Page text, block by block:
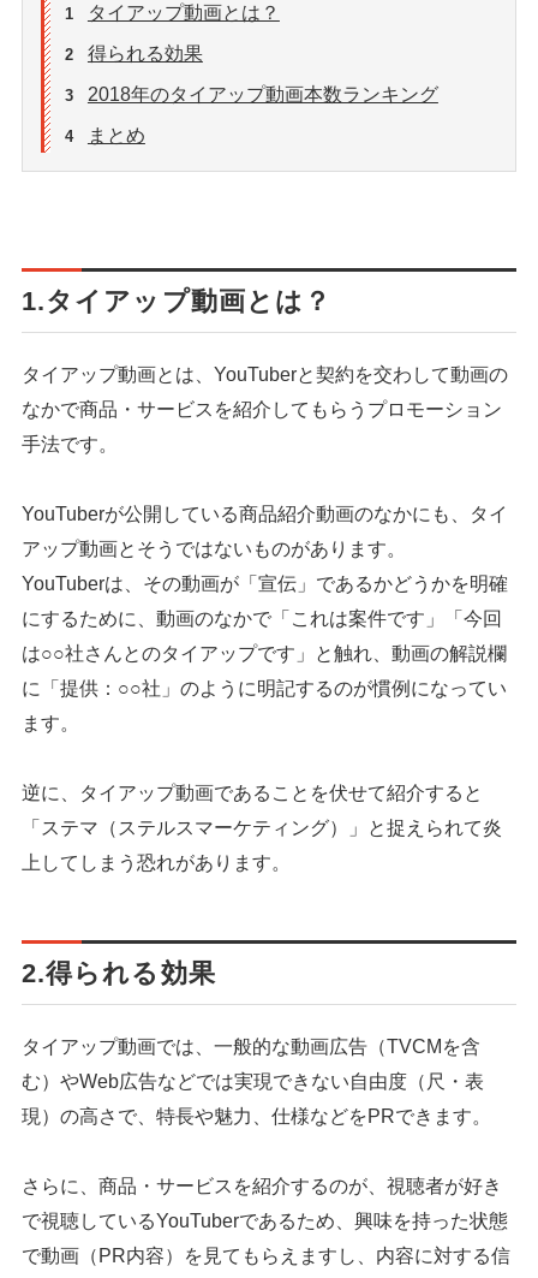
1 タイアップ動画とは？
2 得られる効果
3 2018年のタイアップ動画本数ランキング
4 まとめ
1.タイアップ動画とは？
タイアップ動画とは、YouTuberと契約を交わして動画の
なかで商品・サービスを紹介してもらうプロモーション
手法です。
YouTuberが公開している商品紹介動画のなかにも、タイ
アップ動画とそうではないものがあります。
YouTuberは、その動画が「宣伝」であるかどうかを明確
にするために、動画のなかで「これは案件です」「今回
は○○社さんとのタイアップです」と触れ、動画の解説欄
に「提供：○○社」のように明記するのが慣例になってい
ます。
逆に、タイアップ動画であることを伏せて紹介すると
「ステマ（ステルスマーケティング）」と捉えられて炎
上してしまう恐れがあります。
2.得られる効果
タイアップ動画では、一般的な動画広告（TVCMを含
む）やWeb広告などでは実現できない自由度（尺・表
現）の高さで、特長や魅力、仕様などをPRできます。
さらに、商品・サービスを紹介するのが、視聴者が好き
で視聴しているYouTuberであるため、興味を持った状態
で動画（PR内容）を見てもらえますし、内容に対する信